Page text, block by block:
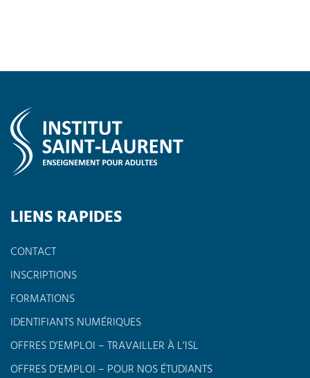
LIENS RAPIDES
CONTACT
INSCRIPTIONS
FORMATIONS
IDENTIFIANTS NUMÉRIQUES
OFFRES D’EMPLOI – TRAVAILLER À L’ISL
OFFRES D’EMPLOI – POUR NOS ÉTUDIANTS